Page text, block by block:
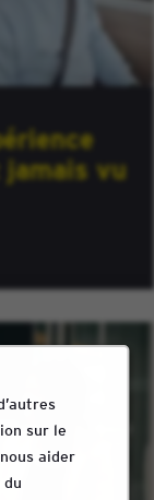
sur le
aider
jamais vu